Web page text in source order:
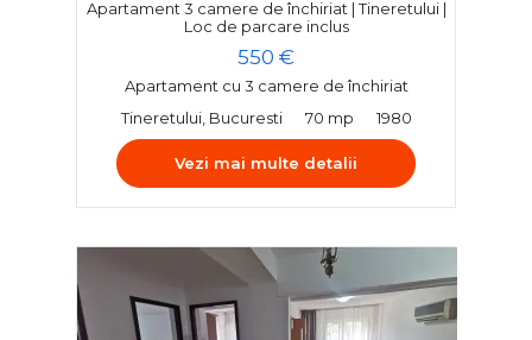
Apartament 3 camere de închiriat | Tineretului |
Loc de parcare inclus
550 €
Apartament cu 3 camere de închiriat
Tineretului, Bucuresti
70 mp 1980
Vezi mai multe detalii